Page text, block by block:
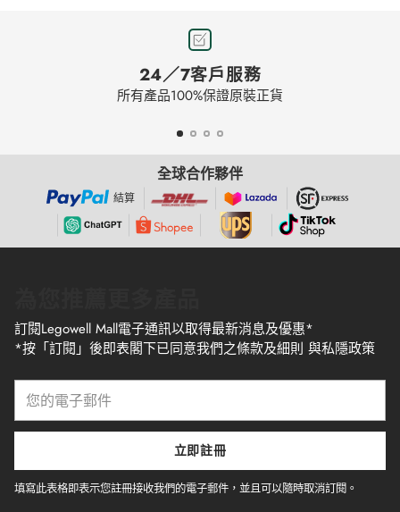
24／7客戶服務
所有產品100%保證原裝正貨
全球合作夥伴
結算
訂閱Legowell Mall電子通訊以取得最新消息及優惠*
*按「訂閱」後即表閣下已同意我們之條款及細則 與私隱政策
電
郵
件
立即註冊
填寫此表格即表示您註冊接收我們的電子郵件，並且可以隨時取消訂閱。